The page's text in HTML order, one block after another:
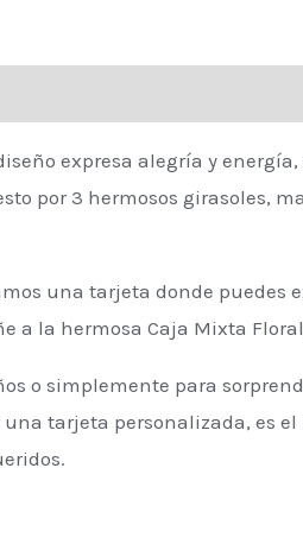
expresa alegría y
por 3 hermosos girasoles,
una tarjeta donde puedes
a la hermosa Caja Mixta
o simplemente para
tarjeta personalizada, es